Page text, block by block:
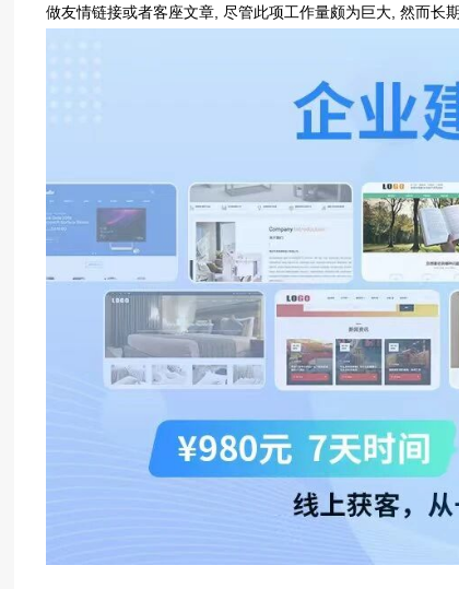
做友情链接或者客座文章, 尽管此项工作量颇为巨大, 然而长